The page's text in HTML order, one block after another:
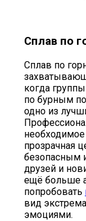
Сплав по
Сплав по
когда
по бурным
одно из
прозрачная
безопасным
друзей и
ещё больше
попробовать
вид
эмоциями.